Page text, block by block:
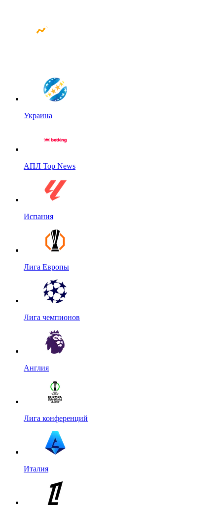
Украина
АПЛ Top News
Испания
Лига Европы
Лига чемпионов
Англия
Лига конференций
Италия